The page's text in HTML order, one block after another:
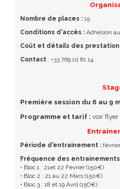
Nombre de places : 15
Conditions d'accès : Adhésion
Coût et détails des
Contact : +33 769 10 81 14
Première session du 6 au 9
Programme et tarif : voir flyer
Période d'entrainement :
Fréquence des
• Bloc 1 : 21et 22 Février (150€)
• Bloc 2 : 21 au 22 Mars (150€)
• Bloc 3 : 18 et 19 Avril (15O€)